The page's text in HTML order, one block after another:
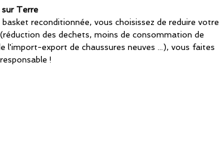
sur Terre
reconditionnée, vous choisissez de reduire votre
des dechets, moins de consommation de
l'import-export de chaussures neuves ...), vous faites
!